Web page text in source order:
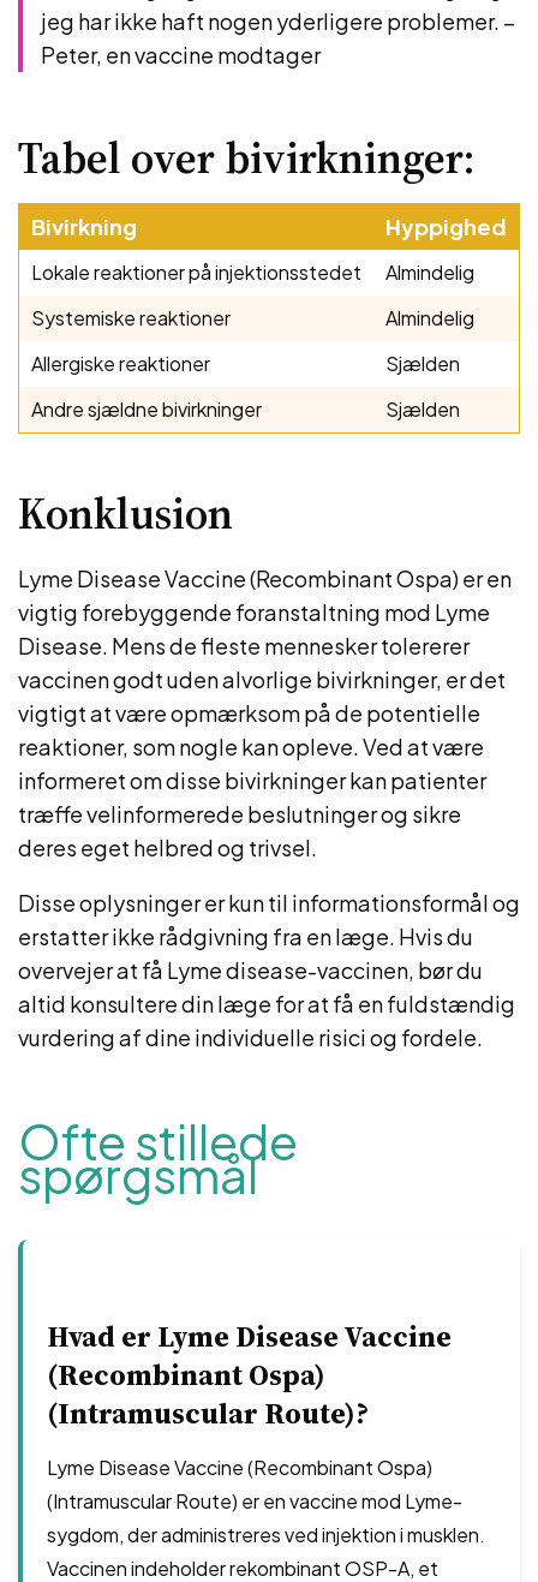
jeg har ikke haft nogen yderligere problemer. –
Peter, en vaccine modtager
Tabel over bivirkninger:
Bivirkning Hyppighed
Lokale reaktioner på injektionsstedet
Almindelig
Systemiske reaktioner
Almindelig
Allergiske reaktioner
Sjælden
Andre sjældne bivirkninger
Sjælden
Konklusion
Lyme Disease Vaccine (Recombinant Ospa) er en
vigtig forebyggende foranstaltning mod Lyme
Disease. Mens de fleste mennesker tolererer
vaccinen godt uden alvorlige bivirkninger, er det
vigtigt at være opmærksom på de potentielle
reaktioner, som nogle kan opleve. Ved at være
informeret om disse bivirkninger kan patienter
træffe velinformerede beslutninger og sikre
deres eget helbred og trivsel.
Disse oplysninger er kun til informationsformål og
erstatter ikke rådgivning fra en læge. Hvis du
overvejer at få Lyme disease-vaccinen, bør du
altid konsultere din læge for at få en fuldstændig
vurdering af dine individuelle risici og fordele.
Ofte stillede
spørgsmål
Hvad er Lyme Disease Vaccine
(Recombinant Ospa)
(Intramuscular Route)?
Lyme Disease Vaccine (Recombinant Ospa)
(Intramuscular Route) er en vaccine mod Lyme-
sygdom, der administreres ved injektion i musklen.
Vaccinen indeholder rekombinant OSP-A, et